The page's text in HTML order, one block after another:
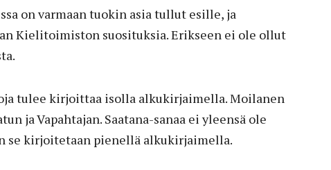
on varmaan tuokin asia tullut esille, ja
Kielitoimiston suosituksia. Erikseen ei ole ollut
tulee kirjoittaa isolla alkukirjaimella. Moilanen
ja Vapahtajan. Saatana-sanaa ei yleensä ole
se kirjoitetaan pienellä alkukirjaimella.